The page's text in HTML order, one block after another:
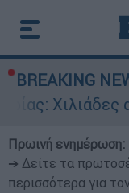
BREAKING
Πρωινή ενημέρωση:
➔ Δείτε τα
περισσότερα για